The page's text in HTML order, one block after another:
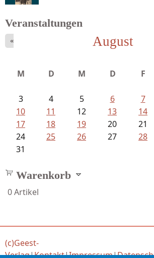
Ein Leben zwischen Drievorden und...
Veranstaltungen
August
«
M D M D F
3
4 5 6 7
10
11 12 13 14
17
18 19 20 21
24
25 26 27 28
31
Warenkorb
0Artikel
(c)Geest-
Verlag|Kontakt|Impressum|